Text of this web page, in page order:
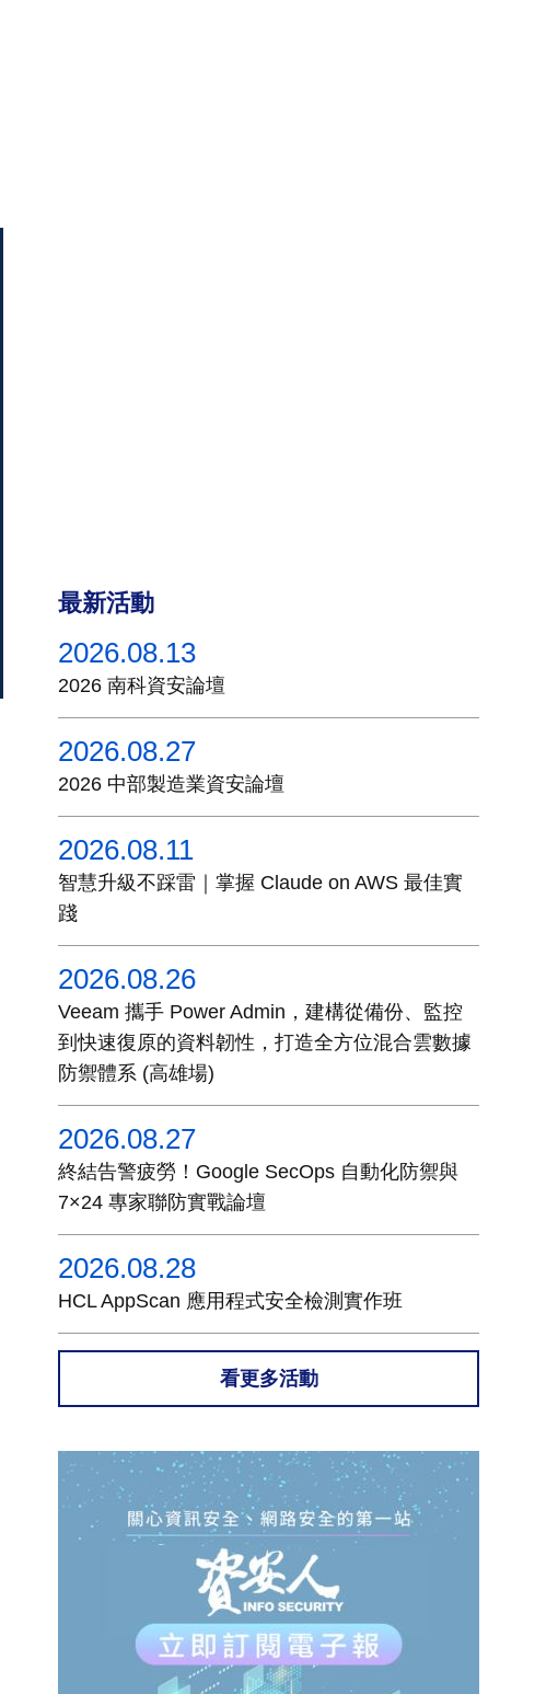
最新活動
2026.08.13
2026 南科資安論壇
2026.08.27
2026 中部製造業資安論壇
2026.08.11
智慧升級不踩雷｜掌握 Claude on AWS 最佳實
踐
2026.08.26
Veeam 攜手 Power Admin，建構從備份、監控
到快速復原的資料韌性，打造全方位混合雲數據
防禦體系 (高雄場)
2026.08.27
終結告警疲勞！Google SecOps 自動化防禦與
7×24 專家聯防實戰論壇
2026.08.28
HCL AppScan 應用程式安全檢測實作班
看更多活動